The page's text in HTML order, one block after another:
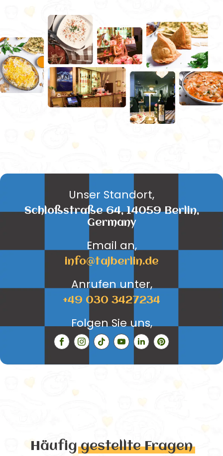
Unser Standort,
Schloßstraße 64, 14059 Berlin,
Germany
Email an,
info@tajberlin.de
Anrufen unter,
+49 030 3427234
Folgen Sie uns,
Häufiggestellte Fragen